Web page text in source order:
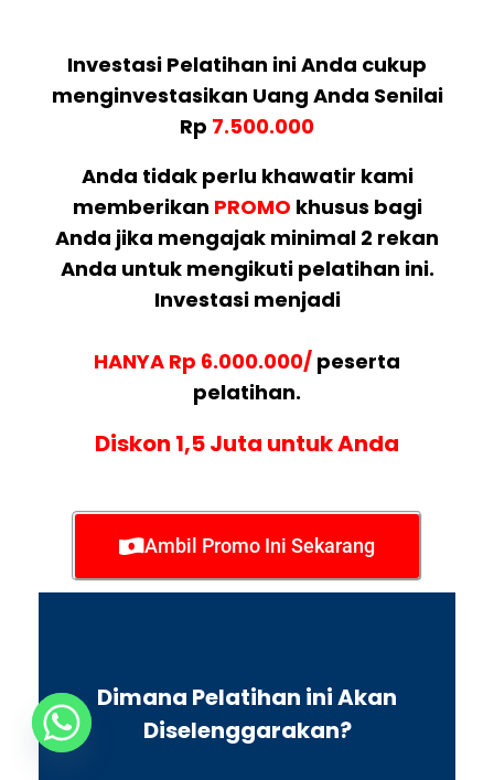
Investasi Pelatihan ini Anda cukup
menginvestasikan Uang Anda Senilai
Rp 7.500.000
Anda tidak perlu khawatir kami
memberikan PROMO khusus bagi
Anda jika mengajak minimal 2 rekan
Anda untuk mengikuti pelatihan ini.
Investasi menjadi
HANYA Rp 6.000.000/ peserta
pelatihan.
Diskon 1,5 Juta untuk Anda
Ambil Promo Ini Sekarang
Dimana Pelatihan ini Akan
Diselenggarakan?